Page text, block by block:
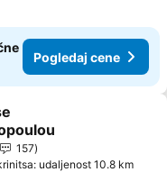
Pogledaj cene
favorite
157
udaljenost 10.8 km